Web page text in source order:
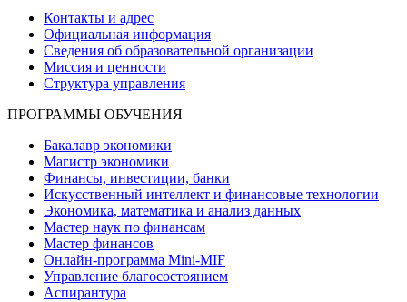
Контакты и адрес
Официальная информация
Сведения об образовательной организации
Миссия и ценности
Структура управления
ПРОГРАММЫ ОБУЧЕНИЯ
Бакалавр экономики
Магистр экономики
Финансы, инвестиции, банки
Искусственный интеллект и финансовые технологии
Экономика, математика и анализ данных
Мастер наук по финансам
Мастер финансов
Онлайн-программа Mini-MIF
Управление благосостоянием
Аспирантура